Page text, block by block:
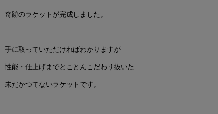
奇跡のラケットが完成しました。
手に取っていただければわかりますが
性能・仕上げまでとことんこだわり抜いた
未だかつてないラケットです。